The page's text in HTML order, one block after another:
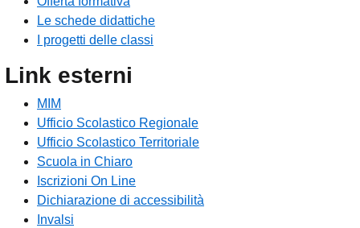
Le schede didattiche
I progetti delle classi
Link esterni
MIM
Ufficio Scolastico Regionale
Ufficio Scolastico Territoriale
Scuola in Chiaro
Iscrizioni On Line
Dichiarazione di accessibilità
Invalsi